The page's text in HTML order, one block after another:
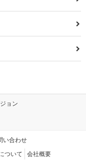
ョン
い合わせ
ついて 会社概要